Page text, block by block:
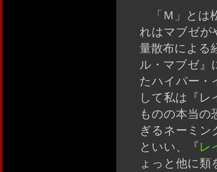
「Ｍ」とは
れはマブゼが
量散布による
ル・マブゼ』
たハイパー・
して私は『
ものの本当の
ぎるネーミン
といい、『レ
ょっと他に類